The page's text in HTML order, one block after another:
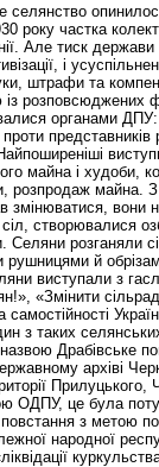
селянство
року частка
Але тиск держави
і
штрафи та
із розповсюджених
органами
представників
Найпоширеніші
майна і худоби,
розпродаж майна. З
змінюватися, вони
створювалися
Селяни розганяли
й
виступали з
«Змінити
самостійності
з таких
Драбівське
архіві
Прилуцького,
ОДПУ, це була
повстання з метою
народної